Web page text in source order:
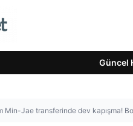
Güncel
Min-Jae transferinde dev kapışma!